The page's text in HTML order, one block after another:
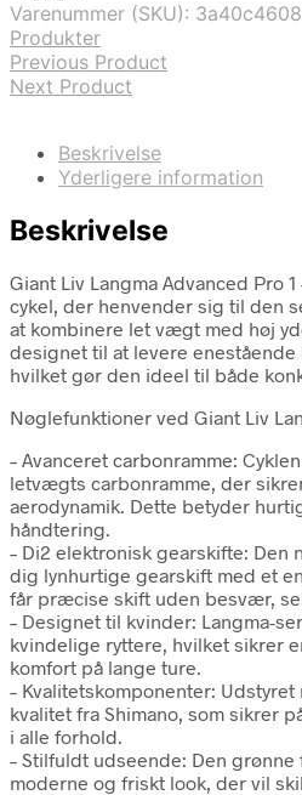
Varenummer (SKU):
Produkter
Previous Product
Next Product
Beskrivelse
Yderligere information
Beskrivelse
Giant Liv Langma Advanced Pro
cykel, der henvender sig til den
at kombinere let vægt med høj
designet til at levere
hvilket gør den ideel til både
Nøglefunktioner ved Giant Liv
– Avanceret carbonramme:
letvægts carbonramme, der
aerodynamik. Dette betyder
håndtering.
– Di2 elektronisk gearskifte: Den
dig lynhurtige gearskift med et
får præcise skift uden besvær,
– Designet til kvinder: Langma-
kvindelige ryttere, hvilket sikrer
komfort på lange ture.
– Kvalitetskomponenter:
kvalitet fra Shimano, som sikrer
i alle forhold.
– Stilfuldt udseende: Den
moderne og friskt look, der vil